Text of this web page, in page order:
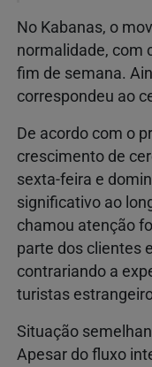
No Kabanas, o
normalidade, com
fim de semana.
correspondeu ao
De acordo com o
crescimento de
sexta-feira e
significativo ao
chamou atenção
parte dos clientes
contrariando a
turistas
Situação
Apesar do fluxo